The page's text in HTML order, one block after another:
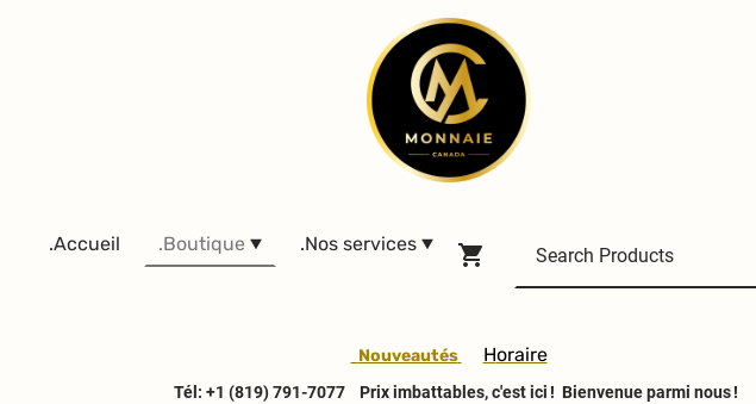
.Accueil .Boutique .Nos services
Nouveautés Horaire
Tél: +1 (819) 791-7077
Prix imbattables, c'est ici ! Bienvenue parmi nous !